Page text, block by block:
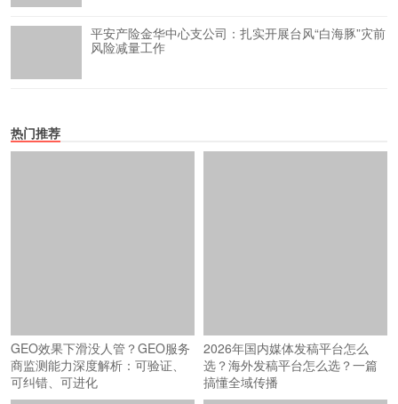
平安产险金华中心支公司：扎实开展台风“白海豚”灾前
风险减量工作
热门推荐
GEO效果下滑没人管？GEO服务
商监测能力深度解析：可验证、
可纠错、可进化
2026年国内媒体发稿平台怎么
选？海外发稿平台怎么选？一篇
搞懂全域传播